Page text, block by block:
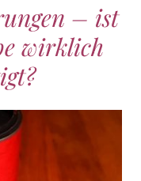
– ist
wirklich